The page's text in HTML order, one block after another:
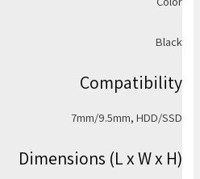
Black
Compatibility
7mm/9.5mm, HDD/SSD
Dimensions (L x W x H)